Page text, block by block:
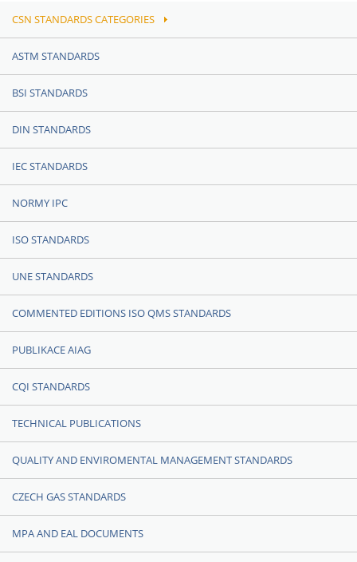
CSN STANDARDS CATEGORIES
ASTM STANDARDS
BSI STANDARDS
DIN STANDARDS
IEC STANDARDS
NORMY IPC
ISO STANDARDS
UNE STANDARDS
COMMENTED EDITIONS ISO QMS STANDARDS
PUBLIKACE AIAG
CQI STANDARDS
TECHNICAL PUBLICATIONS
QUALITY AND ENVIROMENTAL MANAGEMENT STANDARDS
CZECH GAS STANDARDS
MPA AND EAL DOCUMENTS